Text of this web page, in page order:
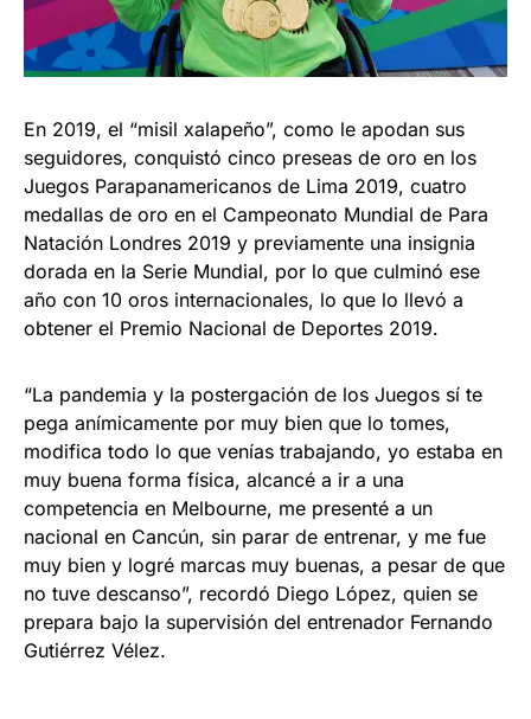
En 2019, el “misil xalapeño”, como le apodan sus
seguidores, conquistó cinco preseas de oro en los
Juegos Parapanamericanos de Lima 2019, cuatro
medallas de oro en el Campeonato Mundial de Para
Natación Londres 2019 y previamente una insignia
dorada en la Serie Mundial, por lo que culminó ese
año con 10 oros internacionales, lo que lo llevó a
obtener el Premio Nacional de Deportes 2019.
“La pandemia y la postergación de los Juegos sí te
pega anímicamente por muy bien que lo tomes,
modifica todo lo que venías trabajando, yo estaba en
muy buena forma física, alcancé a ir a una
competencia en Melbourne, me presenté a un
nacional en Cancún, sin parar de entrenar, y me fue
muy bien y logré marcas muy buenas, a pesar de que
no tuve descanso”, recordó Diego López, quien se
prepara bajo la supervisión del entrenador Fernando
Gutiérrez Vélez.